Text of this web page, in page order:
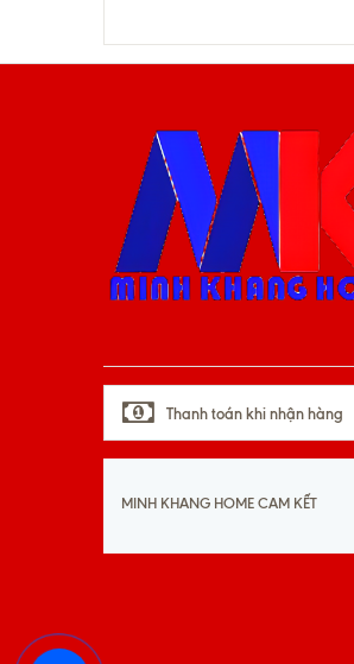
Thanh toán khi nhận hàng
MINH KHANG HOME CAM KẾT